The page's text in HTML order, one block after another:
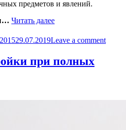
предметов и явлений.
Читать далее«Что
моделирование
и
его
29.07.2019Leave a comment
при полных